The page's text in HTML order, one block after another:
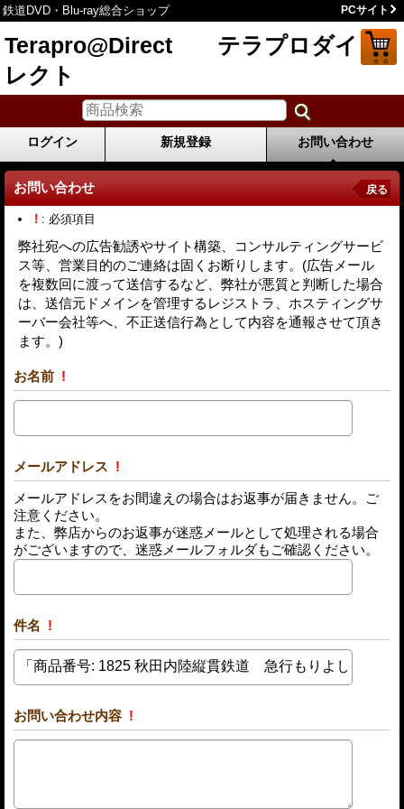
鉄道DVD・Blu-ray総合ショップ PCサイト
Terapro@Direct テラプロダイ
レクト
ログイン 新規登録 お問い合わせ
お問い合わせ 戻る
! : 必須項目
弊社宛への広告勧誘やサイト構築、コンサルティングサービ
ス等、営業目的のご連絡は固くお断りします。(広告メール
を複数回に渡って送信するなど、弊社が悪質と判断した場合
は、送信元ドメインを管理するレジストラ、ホスティングサ
ーバー会社等へ、不正送信行為として内容を通報させて頂き
ます。)
お名前 !
メールアドレス !
メールアドレスをお間違えの場合はお返事が届きません。ご
注意ください。
また、弊店からのお返事が迷惑メールとして処理される場合
がございますので、迷惑メールフォルダもご確認ください。
件名 !
お問い合わせ内容 !